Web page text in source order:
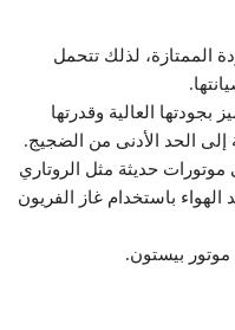
الممتازة، لذلك تتحمل
بجودتها العالية وقدرتها
إلى الحد الأدنى من الضجيج.
حديثة مثل الروتاري
باستخدام غاز الفريون
موتور بيستون.